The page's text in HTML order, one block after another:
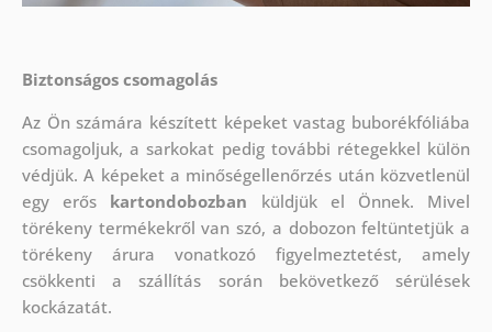
Biztonságos csomagolás
Az Ön számára készített képeket vastag buborékfóliába
csomagoljuk, a sarkokat pedig további rétegekkel külön
védjük.A képeket a minőségellenőrzés után közvetlenül
egy erős kartondobozban küldjük el Önnek. Mivel
törékeny termékekről van szó, a dobozon feltüntetjük a
törékeny árura vonatkozó figyelmeztetést, amely
csökkenti a szállítás során bekövetkező sérülések
kockázatát.